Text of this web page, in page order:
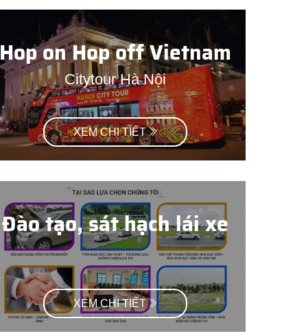
Hop on Hop off Vietnam
Citytour Hà Nội
XEM CHI TIẾT
Đào tạo, sát hạch lái xe
XEM CHI TIẾT